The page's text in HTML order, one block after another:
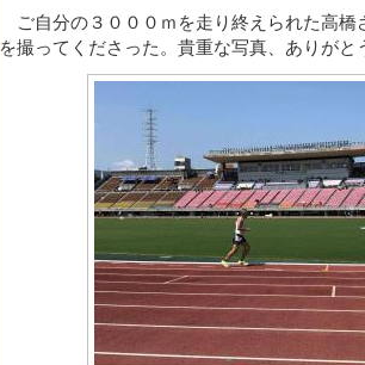
ご自分の３０００ｍを走り終えられた高橋
を撮ってくださった。貴重な写真、ありがと